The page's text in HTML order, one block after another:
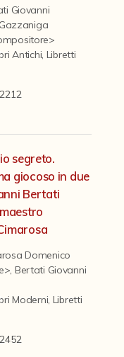
Giovanni
Gazzaniga
Antichi Libretti
segreto.
giocoso in due
Bertati
Domenico
, Bertati Giovanni
Moderni, Libretti